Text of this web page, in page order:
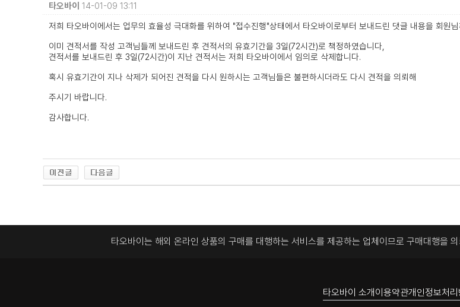
타오바이 14-01-09 13:11
저희 타오바이에서는 업무의 효율성 극대화를 위하여 "접수진행"상태에서 타오바이로부터 보내드린 댓글 내용을 회원
이미 견적서를 작성 고객님들께 보내드린 후 견적서의 유효기간을 3일(72시간)로 책정하였습니다,
견적서를 보내드린 후 3일(72시간)이 지난 견적서는 저희 타오바이에서 임의로 삭제합니다.
혹시 유효기간이 지나 삭제가 되어진 견적을 다시 원하시는 고객님들은 불편하시더라도 다시 견적을 의뢰해
주시기 바랍니다.
감사합니다.
타오바이는 해외 온라인 상품의 구매를 대행하는 서비스를 제공하는 업체이므로 구매대행을
타오바이 소개이용약관개인정보처리